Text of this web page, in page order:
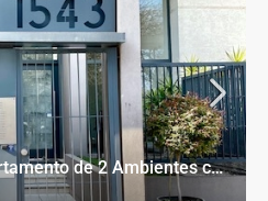
OPORTUNIDAD!!! Departamento de 2 Ambientes con Cochera en Banfield Este